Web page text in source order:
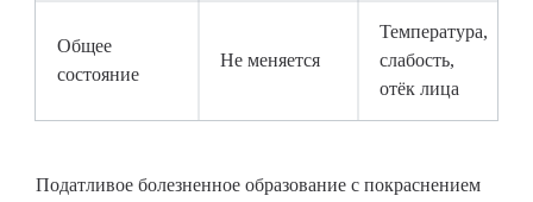
Общее
состояние
Не меняется
Температура,
слабость,
отёк лица
Податливое болезненное образование с покраснением